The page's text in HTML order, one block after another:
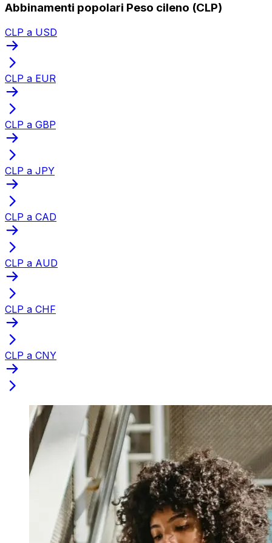
Abbinamenti popolari Peso cileno (CLP)
CLP a USD
CLP a EUR
CLP a GBP
CLP a JPY
CLP a CAD
CLP a AUD
CLP a CHF
CLP a CNY